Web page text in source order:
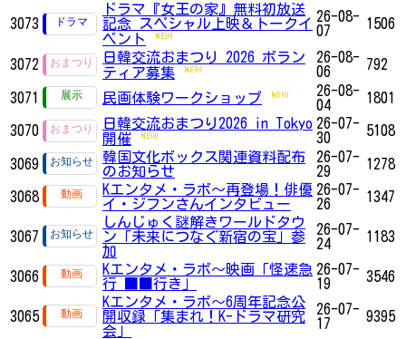
3073
ドラマ『女王の家』無料初放送
記念 スペシャル上映＆トークイ
ベント
26-08-
07
1506
3072
日韓交流おまつり 2026 ボラン
ティア募集
26-08-
06
792
3071 民画体験ワークショップ
26-08-
04
1801
3070
日韓交流おまつり2026 in Tokyo
開催
26-07-
30
5108
3069
韓国文化ボックス関連資料配布
のお知らせ
26-07-
29
1278
3068
Kエンタメ・ラボ～再登場！俳優
イ・ジフンさんインタビュー
26-07-
26
1347
3067
しんじゅく謎解きワールドタウ
ン「未来につなぐ新宿の宝」参
加
26-07-
24
1183
3066
Kエンタメ・ラボ～映画「怪速急
行 ■■行き」
26-07-
19
3546
3065
Kエンタメ・ラボ～6周年記念公
開収録「集まれ！K-ドラマ研究
会」
26-07-
17
9395